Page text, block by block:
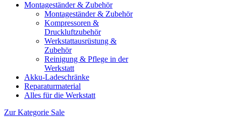
Montageständer & Zubehör
Montageständer & Zubehör
Kompressoren &
Druckluftzubehör
Werkstattausrüstung &
Zubehör
Reinigung & Pflege in der
Werkstatt
Akku-Ladeschränke
Reparaturmaterial
Alles für die Werkstatt
Zur Kategorie Sale